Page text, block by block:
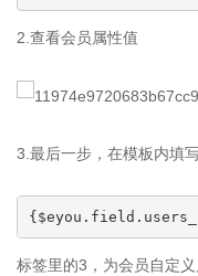
2.查看会员属性值
3.最后一步，在模板内填
标签里的3，为会员自定